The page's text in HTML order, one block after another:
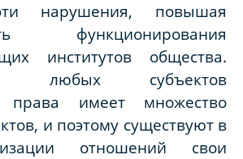
нарушения, повышая
функционирования
институтов общества.
любых субъектов
права имеет множество
и поэтому существуют в
отношений свои